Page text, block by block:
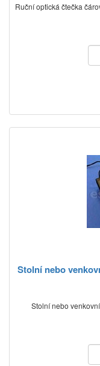
Ruční optická čtečka
Stolní nebo
Stolní nebo